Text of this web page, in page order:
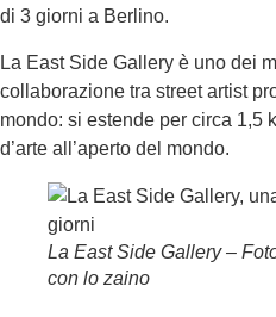
di 3 giorni a Berlino.
La East Side Gallery è uno dei
collaborazione tra street artist
mondo: si estende per circa 1,5
d’arte all’aperto del mondo.
La East Side Gallery –
con lo zaino